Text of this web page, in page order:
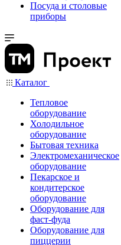
Посуда и столовые
приборы
Каталог
Тепловое
оборудование
Холодильное
оборудование
Бытовая техника
Электромеханическое
оборудование
Пекарское и
кондитерское
оборудование
Оборудование для
фаст-фуда
Оборудование для
пиццерии